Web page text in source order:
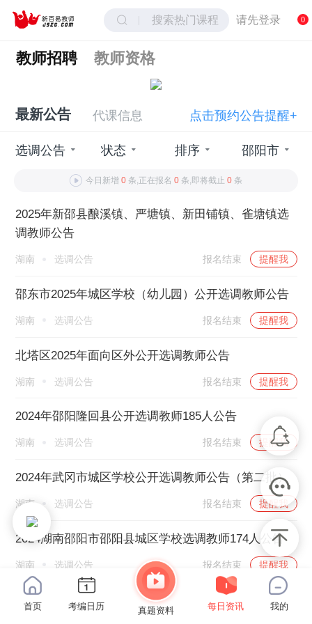
搜索热门课程 请先登录 0
教师招聘 教师资格
最新公告 代课信息 点击预约公告提醒+
选调公告 状态 排序 邵阳市
今日新增0 条,正在报名0 条,即将截止0 条
2025年新邵县酿溪镇、严塘镇、新田铺镇、雀塘镇选
调教师公告
湖南 选调公告 报名结束 提醒我
邵东市2025年城区学校（幼儿园）公开选调教师公告
湖南 选调公告 报名结束 提醒我
北塔区2025年面向区外公开选调教师公告
湖南 选调公告 报名结束 提醒我
2024年邵阳隆回县公开选调教师185人公告
湖南 选调公告 报名结束 提醒我
2024年武冈市城区学校公开选调教师公告（第二批）
湖南 选调公告 报名结束 提醒我
2024湖南邵阳市邵阳县城区学校选调教师174人公告
湖南 选调公告 报名结束 提醒我
首页 考编日历 真题资料 每日资讯 我的